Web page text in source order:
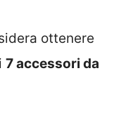
ottenere
7 accessori da